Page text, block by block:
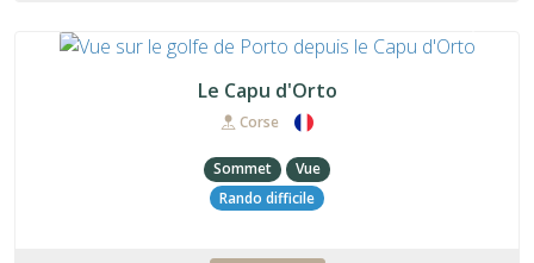
Précédent
Le Capu d'Orto
Corse
Sommet
Vue
Rando difficile